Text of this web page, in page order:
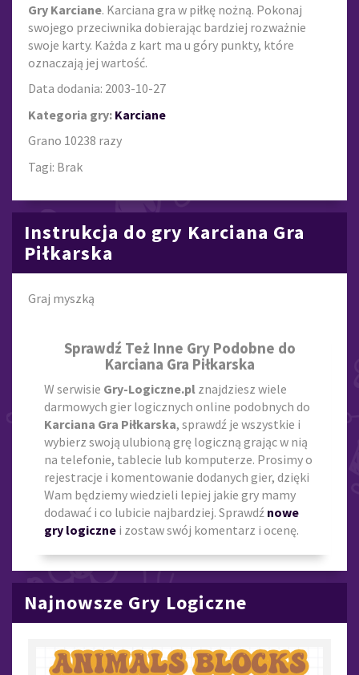
Gry Karciane. Karciana gra w piłkę nożną. Pokonaj
swojego przeciwnika dobierając bardziej rozważnie
swoje karty. Każda z kart ma u góry punkty, które
oznaczają jej wartość.
Data dodania: 2003-10-27
Kategoria gry: Karciane
Grano 10238 razy
Tagi: Brak
Instrukcja do gry Karciana Gra
Piłkarska
Graj myszką
Sprawdź Też Inne Gry Podobne do
Karciana Gra Piłkarska
W serwisie Gry-Logiczne.pl znajdziesz wiele
darmowych gier logicznych online podobnych do
Karciana Gra Piłkarska, sprawdź je wszystkie i
wybierz swoją ulubioną grę logiczną grając w nią
na telefonie, tablecie lub komputerze. Prosimy o
rejestracje i komentowanie dodanych gier, dzięki
Wam będziemy wiedzieli lepiej jakie gry mamy
dodawać i co lubicie najbardziej. Sprawdź nowe
gry logiczne i zostaw swój komentarz i ocenę.
Najnowsze Gry Logiczne